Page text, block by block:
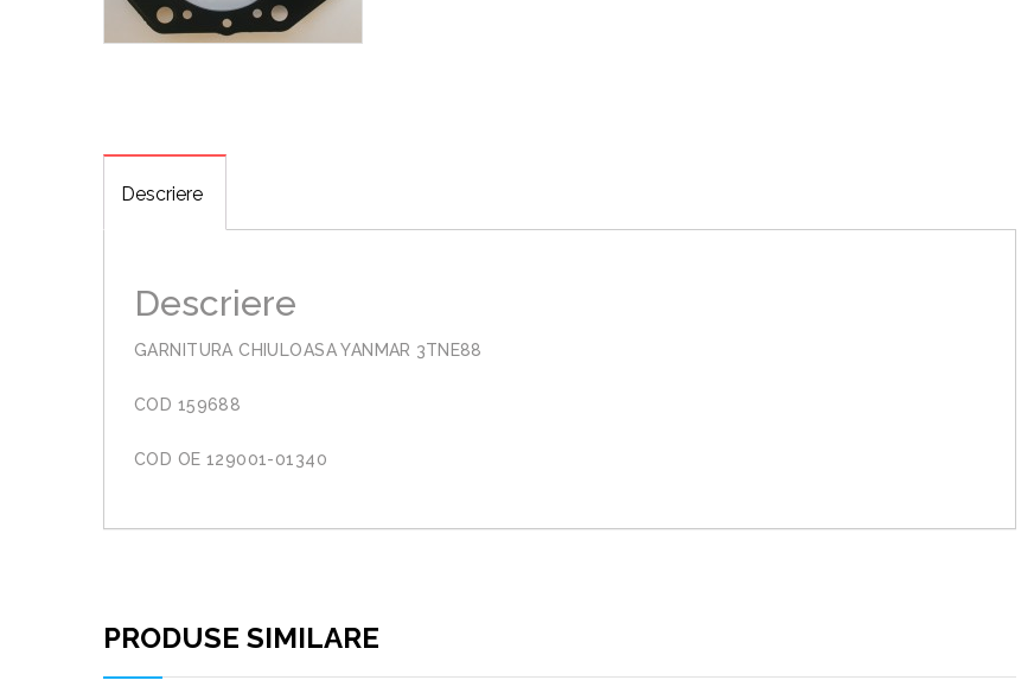
Descriere
Descriere
GARNITURA CHIULOASA YANMAR 3TNE88
COD 159688
COD OE 129001-01340
PRODUSE SIMILARE